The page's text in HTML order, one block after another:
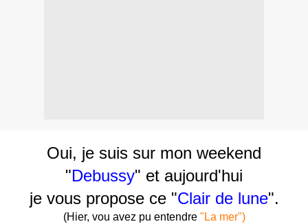
Oui, je suis sur mon weekend
"Debussy" et aujourd'hui
je vous propose ce "Clair de lune".
(Hier, vou avez pu entendre "La mer")